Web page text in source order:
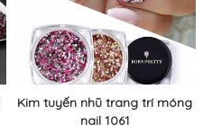
Kim tuyến nhũ trang trí móng
nail 1061